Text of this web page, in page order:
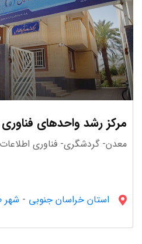
مرکز رشد واحدهای
معدن- گردشگری- فناوری اطلاعات
استان خراسان جنوبى -